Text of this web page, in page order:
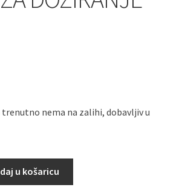
nema na zalihi, dobavljiv u
u košaricu